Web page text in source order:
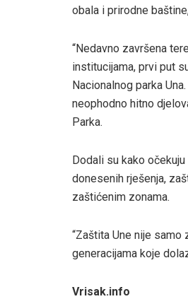
obala i prirodne
“Nedavno završena
institucijama, prvi put
Nacionalnog parka
neophodno hitno
Parka.
Dodali su kako
donesenih rješenja,
zaštićenim zonama.
“Zaštita Une nije
generacijama koje
Vrisak.info